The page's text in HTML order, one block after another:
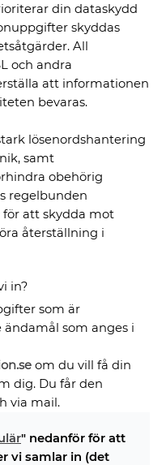
din dataskydd
skyddas
All
och andra
att informationen
bevaras.
lösenordshantering
samt
obehörig
regelbunden
för att skydda mot
återställning i
in?
som är
som anges i
om du vill få din
dig. Du får den
via mail.
" nedanför för att
vi samlar in (det